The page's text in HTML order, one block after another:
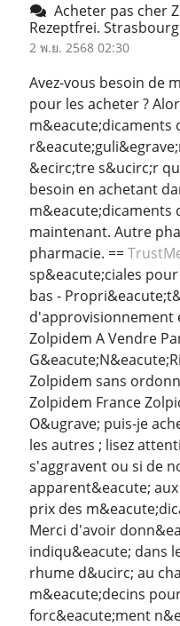
Acheter pas cher
Rezeptfrei.
2 พ.ย. 2568 02:30
Avez-vous besoin de
pour les acheter ?
m&eacute;dicaments
&ecirc;tre s&ucirc;r
besoin en achetant
m&eacute;dicaments
maintenant. Autre
pharmacie. ==
sp&eacute;ciales
bas -
d'approvisionnement
Zolpidem A Vendre
Zolpidem sans
Zolpidem France
O&ugrave; puis-je
les autres ; lisez
s'aggravent ou si de
apparent&eacute;
prix des
Merci d'avoir
indiqu&eacute; dans
rhume d&ucirc; au
m&eacute;decins
forc&eacute;ment